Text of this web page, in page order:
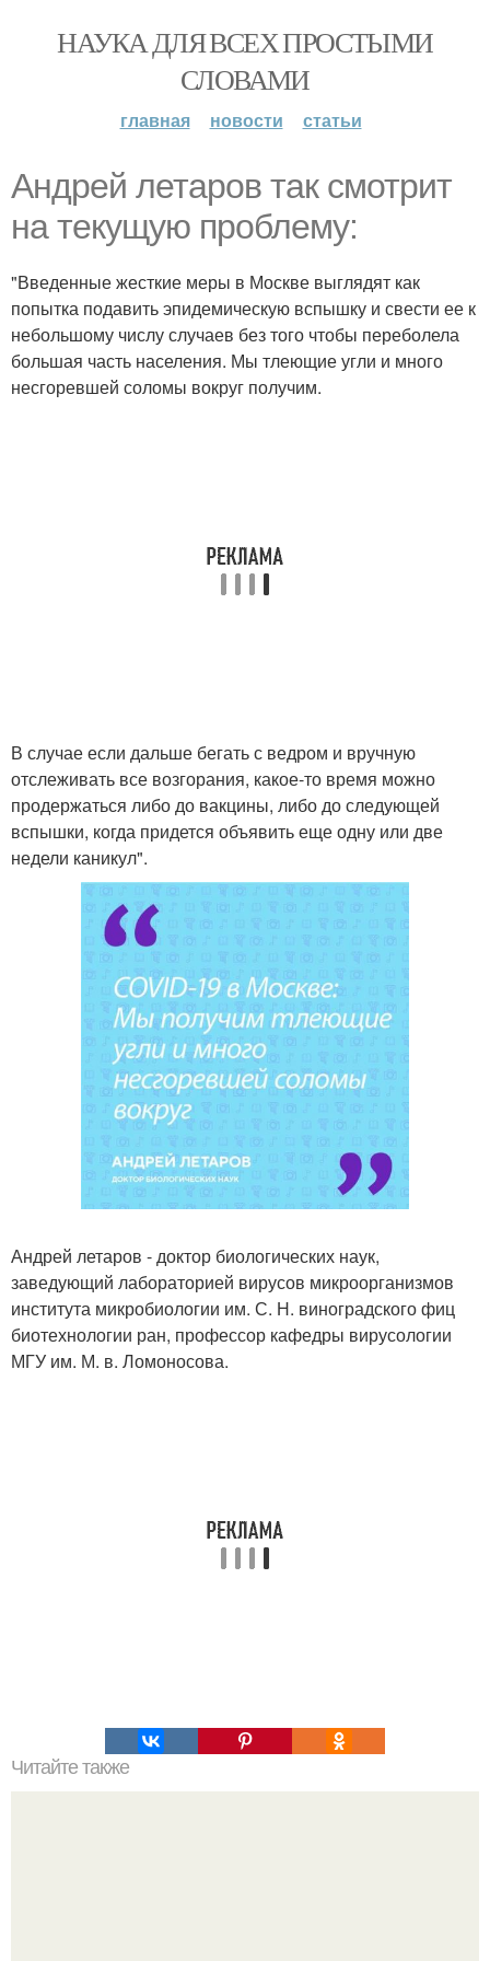
НАУКА ДЛЯ ВСЕХ ПРОСТЫМИ
СЛОВАМИ
главная новости статьи
Андрей летаров так смотрит
на текущую проблему:
"Введенные жесткие меры в Москве выглядят как
попытка подавить эпидемическую вспышку и свести ее к
небольшому числу случаев без того чтобы переболела
большая часть населения. Мы тлеющие угли и много
несгоревшей соломы вокруг получим.
В случае если дальше бегать с ведром и вручную
отслеживать все возгорания, какое-то время можно
продержаться либо до вакцины, либо до следующей
вспышки, когда придется объявить еще одну или две
недели каникул".
Андрей летаров - доктор биологических наук,
заведующий лабораторией вирусов микроорганизмов
института микробиологии им. С. Н. виноградского фиц
биотехнологии ран, профессор кафедры вирусологии
МГУ им. М. в. Ломоносова.
Читайте также